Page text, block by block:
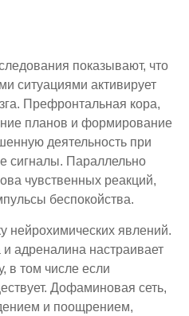
показывают, что
ситуациями активирует
Префронтальная кора,
планов и формирование
деятельность при
сигналы. Параллельно
чувственных реакций,
беспокойства.
нейрохимических явлений.
адреналина настраивает
в том числе если
Дофаминовая сеть,
и поощрением,